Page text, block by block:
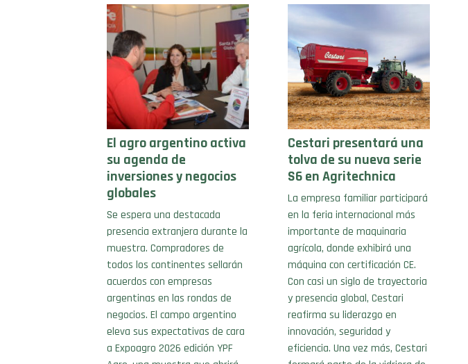
El agro argentino activa
su agenda de
inversiones y negocios
globales
Se espera una destacada
presencia extranjera durante la
muestra. Compradores de
todos los continentes sellarán
acuerdos con empresas
argentinas en las rondas de
negocios. El campo argentino
eleva sus expectativas de cara
a Expoagro 2026 edición YPF
Cestari presentará una
tolva de su nueva serie
S6 en Agritechnica
La empresa familiar participará
en la feria internacional más
importante de maquinaria
agrícola, donde exhibirá una
máquina con certificación CE.
Con casi un siglo de trayectoria
y presencia global, Cestari
reafirma su liderazgo en
innovación, seguridad y
eficiencia. Una vez más, Cestari